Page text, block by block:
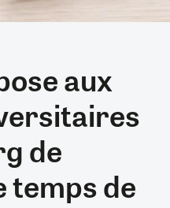
aux
de
temps de